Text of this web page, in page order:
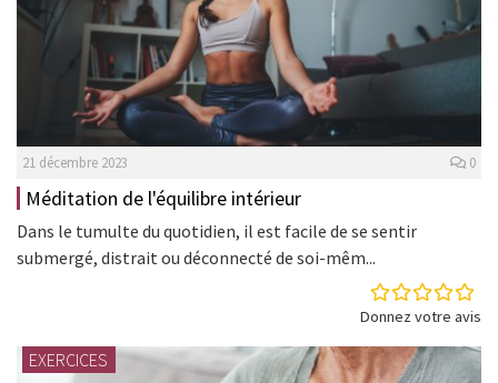
21 décembre 2023 0
Méditation de l'équilibre intérieur
Dans le tumulte du quotidien, il est facile de se sentir
submergé, distrait ou déconnecté de soi-mêm...
Donnez votre avis
EXERCICES